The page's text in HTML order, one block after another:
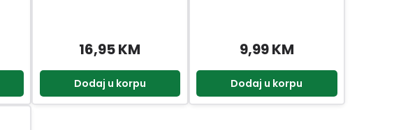
16,95 KM
Dodaj u korpu
9,99 KM
Dodaj u korpu